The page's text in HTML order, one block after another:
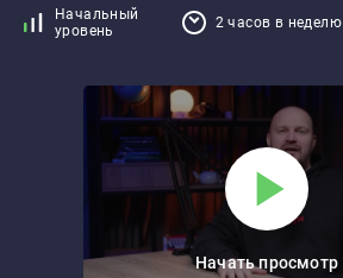
Начальный
уровень
2 часов в неделю
Начать просмотр